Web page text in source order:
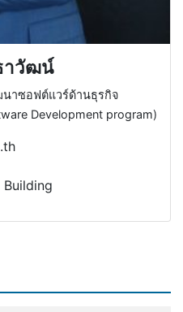
าวัฒน์
าซอฟต์แวร์ด้านธุรกิจ
Development program)